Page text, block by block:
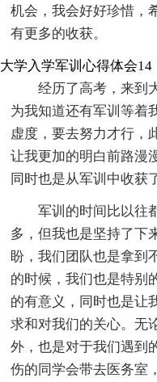
机会，我会好好珍惜，
有更多的收获。
大学入学军训心得体会14
经历了高考，来到
为我知道还有军训等着
虚度，要去努力才行，
让我更加的明白前路漫
同时也是从军训中收获
军训的时间比以往
多，但我也是坚持了下
盼，我们团队也是拿到
的时候，我们也是特别
的有意义，同时也是让
求和对我们的关心。无
外，也是对于我们遇到
伤的同学会带去医务室